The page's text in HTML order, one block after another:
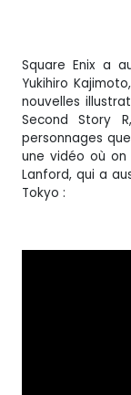
Square Enix a
Yukihiro
nouvelles
Second Story
personnages
une vidéo où on
Lanford, qui a
Tokyo :